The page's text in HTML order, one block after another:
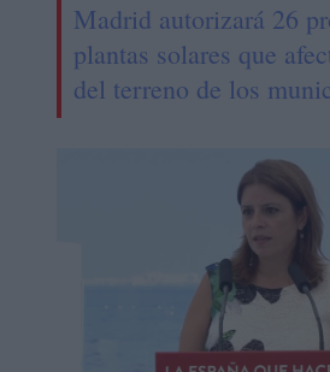
Madrid autorizará 26
plantas solares que
del terreno de los